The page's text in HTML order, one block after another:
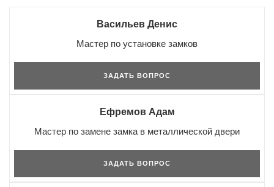
Васильев Денис
Мастер по установке замков
ЗАДАТЬ ВОПРОС
Ефремов Адам
Мастер по замене замка в металлической двери
ЗАДАТЬ ВОПРОС